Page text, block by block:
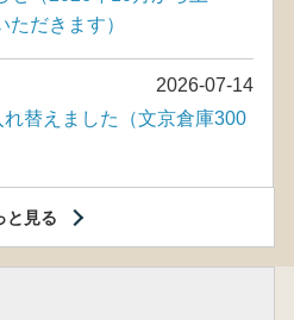
だきます）
2026-07-14
替えました（文京倉庫300
と見る